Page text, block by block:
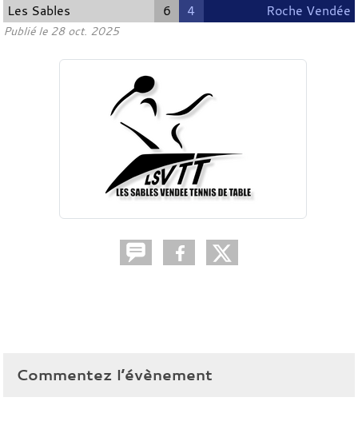
Les Sables 6 4 Roche Vendée
Publié le 28 oct. 2025
Commentez l’évènement